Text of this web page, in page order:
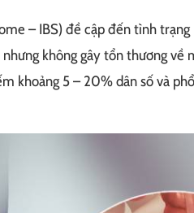
– IBS) đề cập đến tình trạng
không gây tổn thương về
khoảng 5 – 20% dân số và